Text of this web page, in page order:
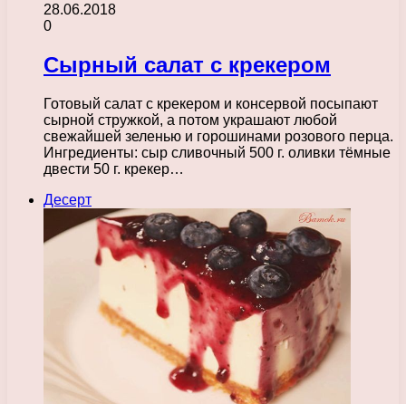
28.06.2018
0
Сырный салат с крекером
Готовый салат с крекером и консервой посыпают
сырной стружкой, а потом украшают любой
свежайшей зеленью и горошинами розового перца.
Ингредиенты: сыр сливочный 500 г. оливки тёмные
двести 50 г. крекер…
Десерт